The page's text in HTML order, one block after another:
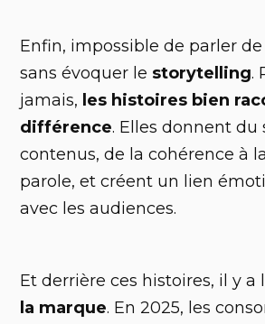
Enfin, impossible de parler
sans évoquer le storytelling.
jamais, les histoires bien
différence. Elles donnent du
contenus, de la cohérence à
parole, et créent un lien
avec les audiences.
Et derrière ces histoires, il y a
la marque. En 2025, les